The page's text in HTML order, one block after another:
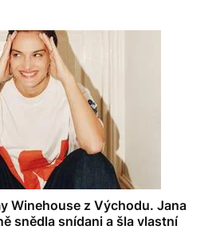
Winehouse z Východu. Jana
snědla snídani a šla vlastní